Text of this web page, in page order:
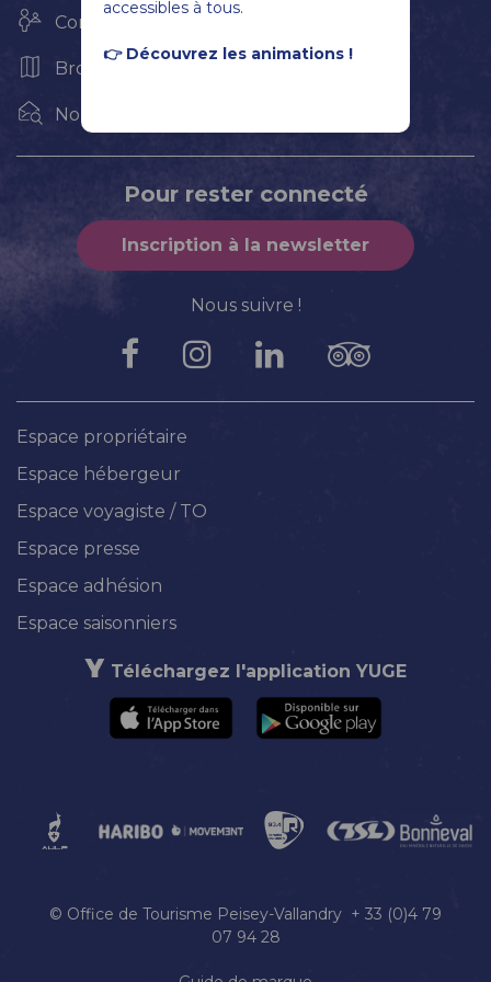
accessibles à tous.
👉 Découvrez les animations !
Contact & Horaires
Brochures et Plans
Nous rejoindre
Pour rester connecté
Inscription à la newsletter
Nous suivre !
Espace propriétaire
Espace hébergeur
Espace voyagiste / TO
Espace presse
Espace adhésion
Espace saisonniers
Téléchargez l'application YUGE
© Office de Tourisme Peisey-Vallandry + 33 (0)4 79
07 94 28